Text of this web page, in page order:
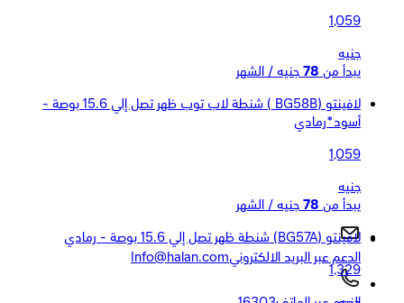
1,059
جنيه
يبدأ من 78 جنيه / الشهر
لافينتو (BG58B ) شنطة لاب توب ظهر تصل إلي 15.6 بوصة -
أسود*رمادي
1,059
جنيه
يبدأ من 78 جنيه / الشهر
لافينتو (BG57A) شنطة ظهر تصل إلي 15.6 بوصة - رمادي
1,329
الدعم عبر البريد الالكترونيInfo@halan.com